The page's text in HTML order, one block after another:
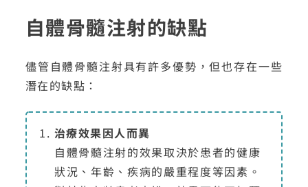
自體骨髓注射的缺點
儘管自體骨髓注射具有許多優勢，但也存在一些
潛在的缺點：
治療效果因人而異
自體骨髓注射的效果取決於患者的健康
狀況、年齡、疾病的嚴重程度等因素。